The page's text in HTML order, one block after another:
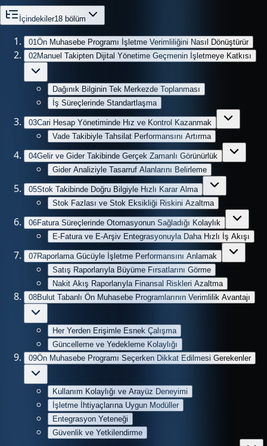
İçindekiler18 bölüm
01 Ön Muhasebe Programı İşletme Verimliliğini Nasıl Dönüştürür
02Manuel Takipten Dijital Yönetime Geçmenin İşletmeye Katkısı
Dağınık Bilginin Tek Merkezde Toplanması
İş Süreçlerinde Standartlaşma
03Cari Hesap Yönetiminde Hız ve Kontrol Kazanmak
Vade Takibiyle Tahsilat Performansını Artırma
04Gelir ve Gider Takibinde Gerçek Zamanlı Görünürlük
Gider Analiziyle Tasarruf Alanlarını Belirleme
05Stok Takibinde Doğru Bilgiyle Hızlı Karar Alma
Stok Fazlası ve Stok Eksikliği Riskini Azaltma
06Fatura Süreçlerinde Otomasyonun Sağladığı Kolaylık
E-Fatura ve E-Arşiv Entegrasyonuyla Daha Hızlı İş Akışı
07Raporlama Gücüyle İşletme Performansını Anlamak
Satış Raporlarıyla Büyüme Fırsatlarını Görme
Nakit Akış Raporlarıyla Finansal Riskleri Azaltma
08Bulut Tabanlı Ön Muhasebe Programlarının Verimlilik Avantajı
Her Yerden Erişimle Esnek Çalışma
Güncelleme ve Yedekleme Kolaylığı
09Ön Muhasebe Programı Seçerken Dikkat Edilmesi Gerekenler
Kullanım Kolaylığı ve Arayüz Deneyimi
İşletme İhtiyaçlarına Uygun Modüller
Entegrasyon Yeteneği
Güvenlik ve Yetkilendirme